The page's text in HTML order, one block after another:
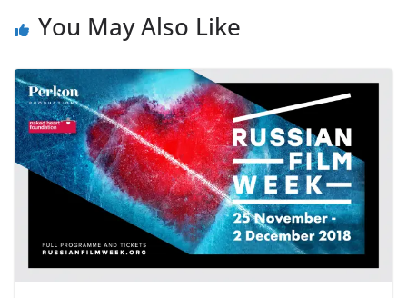
You May Also Like